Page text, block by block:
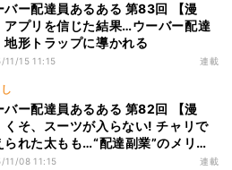
バー配達員あるある 第83回 【漫
アプリを信じた結果…ウーバー配達
地形トラップに導かれる
11/15 11:15 連載
バー配達員あるある 第82回 【漫
くそ、スーツが入らない! チャリで
られた太もも…“配達副業”のメリッ
デメリット
11/08 11:15 連載